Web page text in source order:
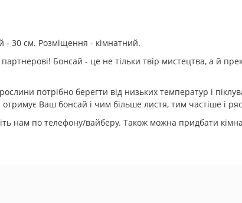
- 30 см. Розміщення - кімнатний.
Бонсай - це не тільки твір мистецтва, а й
потрібно берегти від низьких температур і
Ваш бонсай і чим більше листя, тим частіше і
нам по телефону/вайберу. Також можна придбати